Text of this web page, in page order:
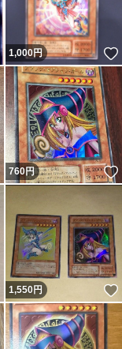
いいね！
1,000円
いいね！
760円
いいね！
1,550円